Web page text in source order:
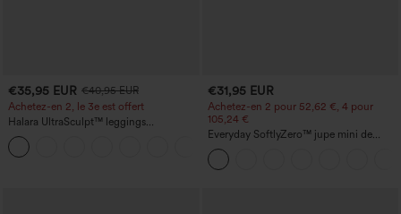
€35,95 EUR €40,95 EUR
Achetez-en 2, le 3e est offert
Halara UltraSculpt™ leggings
d'entraînement taille haute — fronces
liftantes pour le fessier, maintien gainant
du ventre et poche
€31,95 EUR
Achetez-en 2 pour 52,62 €, 4 pour
105,24 €
Everyday SoftlyZero™ jupe mini de
tennis aérée à pans croisés 2-en-1 avec
poche latérale et toucher frais - Lucid-
UPF50+